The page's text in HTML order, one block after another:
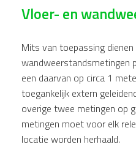
Vloer- en
Mits van toepassing
wandweerstandsmetingen
een daarvan op circa 1
toegankelijk extern
overige twee metingen op
metingen moet voor elk
locatie worden herhaald.